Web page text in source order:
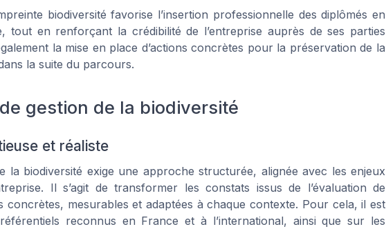
biodiversité favorise l’insertion professionnelle des diplômés en
tout en renforçant la crédibilité de l’entreprise auprès de ses parties
la mise en place d’actions concrètes pour la préservation de la
la suite du parcours.
gestion de la biodiversité
et réaliste
la biodiversité exige une approche structurée, alignée avec les enjeux
Il s’agit de transformer les constats issus de l’évaluation de
concrètes, mesurables et adaptées à chaque contexte. Pour cela, il est
reconnus en France et à l’international, ainsi que sur les